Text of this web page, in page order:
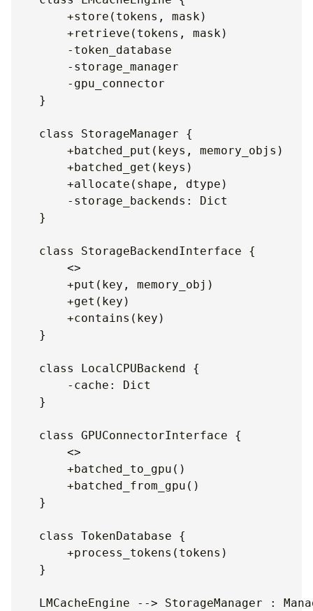
└── utils.py                      # [Utils] 通用工
        +store(tokens, mask)
        +retrieve(tokens, mask)
        -token_database
        -storage_manager
        -gpu_connector
    }
    class StorageManager {
        +batched_put(keys, memory_objs)
        +batched_get(keys)
        +allocate(shape, dtype)
        -storage_backends: Dict
    }
    class StorageBackendInterface {
        <
>
        +put(key, memory_obj)
        +get(key)
        +contains(key)
    }
    class LocalCPUBackend {
        -cache: Dict
    }
    class GPUConnectorInterface {
        <
>
        +batched_to_gpu()
        +batched_from_gpu()
    }
    class TokenDatabase {
        +process_tokens(tokens)
    }
LMCacheEngine --> StorageManager :